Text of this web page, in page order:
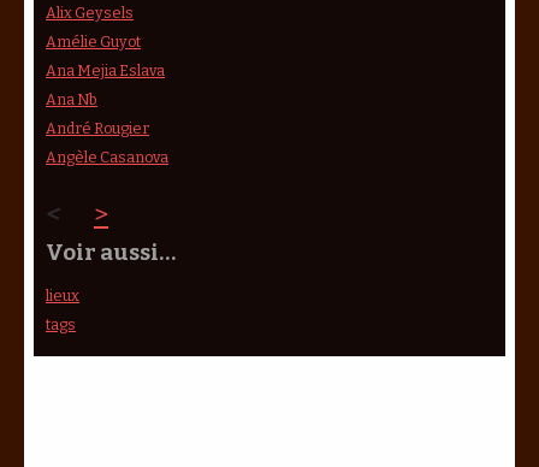
Alix Geysels
Amélie Guyot
Ana Mejia Eslava
Ana Nb
André Rougier
Angèle Casanova
< >
Voir aussi…
lieux
tags